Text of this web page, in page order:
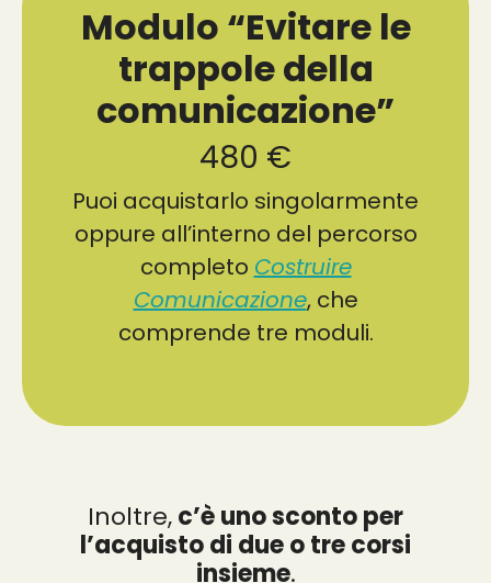
Modulo “Evitare le
trappole della
comunicazione”
480 €
Puoi acquistarlo singolarmente
oppure all’interno del percorso
completo Costruire
Comunicazione, che
comprende tre moduli.
Inoltre,c’è uno sconto per
l’acquisto di due o tre corsi
insieme.